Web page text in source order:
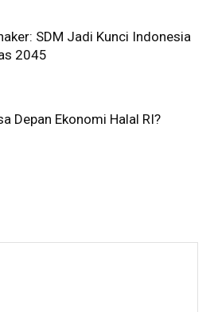
SDM Jadi Kunci Indonesia
2045
Depan Ekonomi Halal RI?